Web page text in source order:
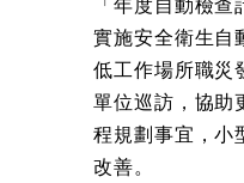
「年度自動檢
實施安全衛生自
低工作場所職災
單位巡訪，協助
程規劃事宜，小
改善。